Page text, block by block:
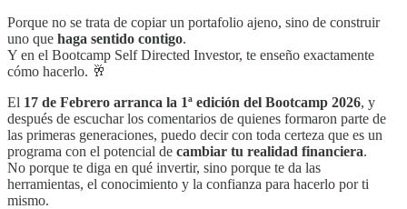
Porque no se trata de copiar un portafolio ajeno, sino de construir
uno que haga sentido contigo.
Y en el Bootcamp Self Directed Investor, te enseño exactamente
cómo hacerlo. 🥂
El 17 de Febrero arranca la 1ª edición del Bootcamp 2026, y
después de escuchar los comentarios de quienes formaron parte de
las primeras generaciones, puedo decir con toda certeza que es un
programa con el potencial de cambiar tu realidad financiera.
No porque te diga en qué invertir, sino porque te da las
herramientas, el conocimiento y la confianza para hacerlo por ti
mismo.